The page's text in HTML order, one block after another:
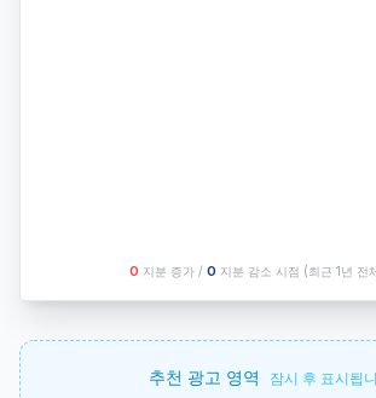
O 지분 증가 / O 지분 감소 시점 (최근 1년 전
추천 광고 영역 잠시 후 표시됩